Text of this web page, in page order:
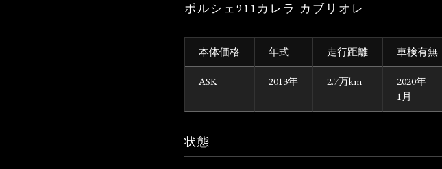
ポルシェ911カレラ カブリオレ
本体価格
ASK
年式
2013年
走行距離
2.7万km
車検有無
2020年
1月
状態